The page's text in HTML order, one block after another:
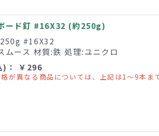
ード釘 #16X32 (約250g)
#16X32
ムース 材質:鉄 処理:ユニクロ
)： ￥296
が異なる商品については、上記は1～9本ま